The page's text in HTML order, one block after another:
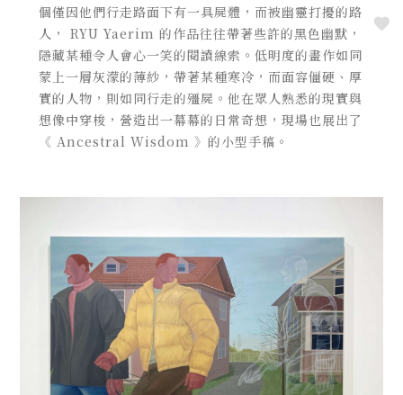
個僅因他們行走路面下有一具屍體，而被幽靈打擾的路
人， RYU Yaerim 的作品往往帶著些許的黑色幽默，
隱藏某種令人會心一笑的閱讀線索。低明度的畫作如同
蒙上一層灰濛的薄紗，帶著某種寒冷，而面容僵硬、厚
實的人物，則如同行走的殭屍。他在眾人熟悉的現實與
想像中穿梭，營造出一幕幕的日常奇想，現場也展出了
《 Ancestral Wisdom 》的小型手稿。
Love